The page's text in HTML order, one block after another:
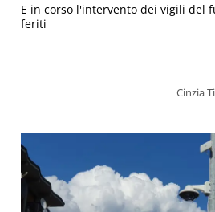
Cinzia
E in corso l'intervento dei vigili del
feriti